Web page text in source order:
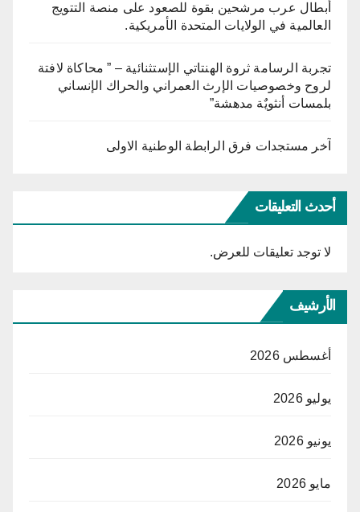
أبطال عرب مرشحين بقوة للصعود على منصة التتويج
العالمية في الولايات المتحدة الأمريكية.
تجربة الرسامة ثروة الهنتاتي الإستثنائية – ” محاكاة لافتة
لروح وخصوصيات الإرث العمراني والحراك الإنساني
بلمسات أنثويٌة مدهشة”
آخر مستجدات فرق الرابطة الوطنية الاولى
أحدث التعليقات
لا توجد تعليقات للعرض.
الأرشيف
أغسطس 2026
يوليو 2026
يونيو 2026
مايو 2026